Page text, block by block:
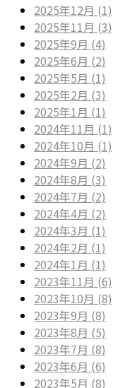
2025年12月 (1)
2025年11月 (3)
2025年9月 (4)
2025年6月 (2)
2025年5月 (1)
2025年2月 (3)
2025年1月 (1)
2024年11月 (1)
2024年10月 (1)
2024年9月 (2)
2024年8月 (3)
2024年7月 (2)
2024年4月 (2)
2024年3月 (1)
2024年2月 (1)
2024年1月 (1)
2023年11月 (6)
2023年10月 (8)
2023年9月 (8)
2023年8月 (5)
2023年7月 (8)
2023年6月 (6)
2023年5月 (8)